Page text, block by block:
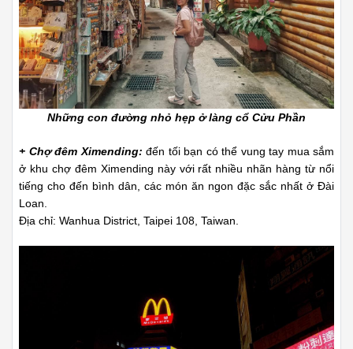
Những con đường nhỏ hẹp ở làng cổ Cửu Phần
+ Chợ đêm Ximending: đến tối bạn có thể vung tay mua sắm
ở khu chợ đêm Ximending này với rất nhiều nhãn hàng từ nổi
tiếng cho đến bình dân, các món ăn ngon đặc sắc nhất ở Đài
Loan.
Địa chỉ: Wanhua District, Taipei 108, Taiwan.